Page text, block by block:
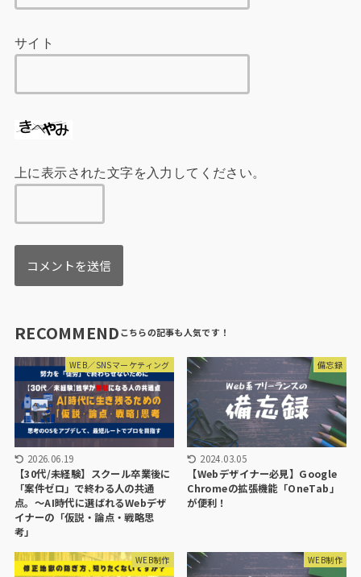
サイト
上に表示された文字を入力してください。
RECOMMEND
WEB／SNSマーケティング
2026.06.19
【30代/未経験】スクール卒業後に
「案件ゼロ」で終わる人の共通
点。〜AI時代に選ばれるWebデザ
イナーの「仮説・論点・戦略思
考」
備忘録
2024.03.05
【Webデザイナー必見】Google
Chromeの拡張機能「OneTab」
が便利！
WEB制作 WEB制作